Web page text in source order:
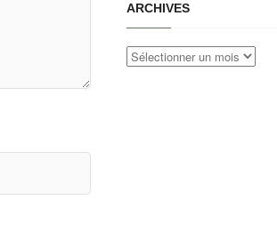
ARCHIVES
Archives